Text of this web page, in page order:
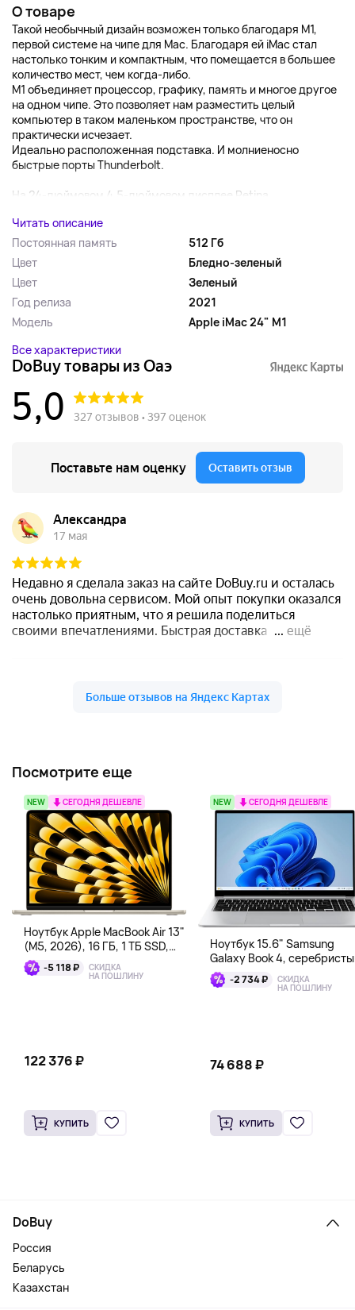
О товаре
Такой необычный дизайн возможен только благодаря M1,
первой системе на чипе для Mac. Благодаря ей iMac стал
настолько тонким и компактным, что помещается в большее
количество мест, чем когда-либо.
M1 объединяет процессор, графику, память и многое другое
на одном чипе. Это позволяет нам разместить целый
компьютер в таком маленьком пространстве, что он
практически исчезает.
Идеально расположенная подставка. И молниеносно
быстрые порты Thunderbolt.
На 24-дюймовом 4,5-дюймовом дисплее Retina...
Читать описание
Постоянная память
512 Гб
Цвет
Бледно-зеленый
Цвет
Зеленый
Год релиза
2021
Модель
Apple iMac 24" M1
Все характеристики
Посмотрите еще
NEW СЕГОДНЯ ДЕШЕВЛЕ
Ноутбук Apple MacBook Air 13"
(M5, 2026), 16 ГБ, 1 ТБ SSD,
сияющая звезда
-5 118 ₽ СКИДКА
НА ПОШЛИНУ
122 376 ₽
КУПИТЬ
NEW СЕГОДНЯ ДЕШЕВЛЕ
Ноутбук 15.6" Samsung
Galaxy Book 4,
-2 734 ₽ СКИДКА
НА ПОШЛИНУ
74 688 ₽
КУПИТЬ
DoBuy
Россия
Беларусь
Казахстан